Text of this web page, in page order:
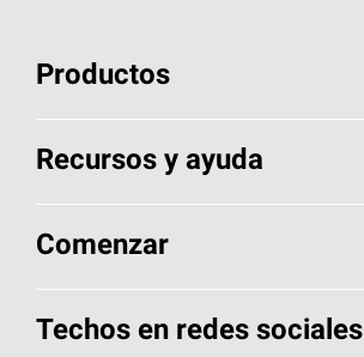
Productos
Elija sus tejas
Encuentre un contratista
Componentes para techos
Recursos y ayuda
Aspectos básicos sobre techos
Herramientas de diseño y color
Comenzar
Llame al 1-800-GET-PINK®
Techos en redes sociales